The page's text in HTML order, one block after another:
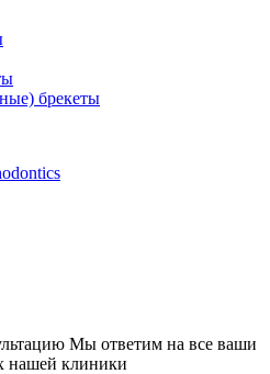
брекеты
Мы ответим на все ваши
нашей клиники